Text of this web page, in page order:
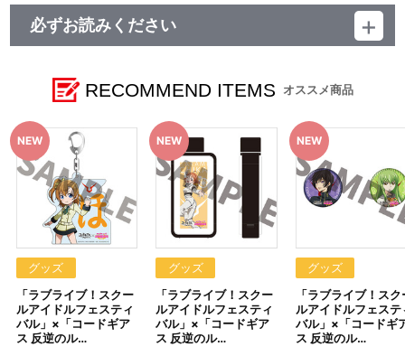
必ずお読みください
※イベント会場や海外等で販売する場合があります。
※詳細は公式サイト等でご案内致します。
【ご注意(必ずお読みください)】
■商品について
※本商品は2022年発売の、「ラブライブ！スクールアイドルフェス
ティバル」×「コードギアス 反逆のルルーシュ」コラボ商品となり
ます。
※本商品は準備数に限りがございます。準備数に達した場合、早期
にご注文の受付を終了させていただくことがございます。
※ご要望多数の場合、お届け時期を変更し、再度受注を行うことが
ございます。
※撮影環境やご利用のモニター環境により、実物と多少異なって見
える場合がございます。
※商品画像はイメージです。実際の商品仕様が異なる場合がござい
ます。あらかじめご了承ください。
※すでにご注文しているかのご確認には、「マイページ」→「ご注
RECOMMEND ITEMS オススメ商品
グッズ
「ラブライブ！スクー
ルアイドルフェスティ
バル」×「コードギア
ス 反逆のル…
グッズ
「ラブライブ！スクー
ルアイドルフェスティ
バル」×「コードギア
ス 反逆のル…
グッズ
「ラブライブ！スク
ルアイドルフェステ
バル」×「コードギ
ス 反逆のル…